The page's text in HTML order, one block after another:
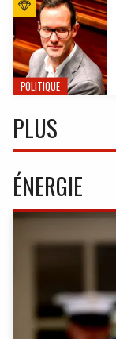
POLITIQUE
PLUS
ÉNERGIE